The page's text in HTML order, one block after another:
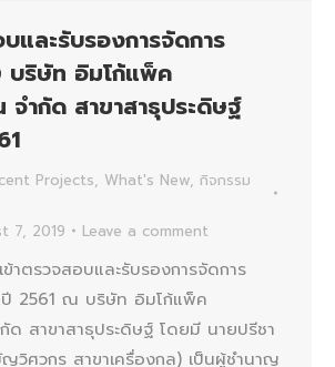
และรับรองการจัดการ
บริษัท อิมโก้แพ็ค
จำกัด สาขาสาธุประดิษฐ์
Projects, What's New, กิจกรรม
7, 2019 Leave a comment
าตรวจสอบและรับรองการจัดการ
ปี 2561 ณ บริษัท อิมโก้แพ็ค
ด สาขาสาธุประดิษฐ์ โดยมี นายปรีชา
วิศวกร สาขาเครื่องกล) เป็นผู้ชำนาญ